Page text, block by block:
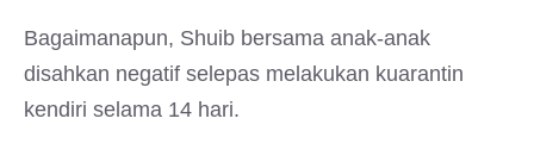
Bagaimanapun, Shuib bersama anak-anak
disahkan negatif selepas melakukan kuarantin
kendiri selama 14 hari.